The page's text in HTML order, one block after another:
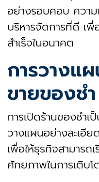
อย่างรอบคอบ ความ
บริหารจัดการที่ดี เพื่
สำเร็จในอนาคต
การวางแ
ขายของชำ
การเปิดร้านของชำ
วางแผนอย่างละเอี
เพื่อให้ธุรกิจสามารถ
ศักยภาพในการเติบ